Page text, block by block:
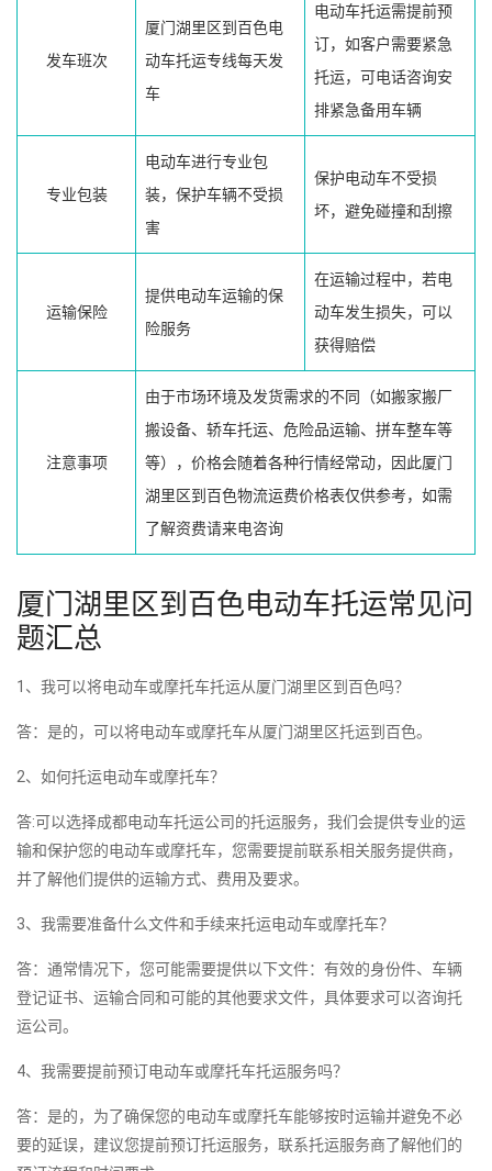
发车班次
厦门湖里区到百色电
动车托运专线每天发
车
电动车托运需提前预
订，如客户需要紧急
托运，可电话咨询安
排紧急备用车辆
专业包装
电动车进行专业包
装，保护车辆不受损
害
保护电动车不受损
坏，避免碰撞和刮擦
运输保险
提供电动车运输的保
险服务
在运输过程中，若电
动车发生损失，可以
获得赔偿
注意事项
由于市场环境及发货需求的不同（如搬家搬厂
搬设备、轿车托运、危险品运输、拼车整车等
等），价格会随着各种行情经常动，因此厦门
湖里区到百色物流运费价格表仅供参考，如需
了解资费请来电咨询
厦门湖里区到百色电动车托运常见问
题汇总
1、我可以将电动车或摩托车托运从厦门湖里区到百色吗？
答：是的，可以将电动车或摩托车从厦门湖里区托运到百色。
2、如何托运电动车或摩托车？
答:可以选择成都电动车托运公司的托运服务，我们会提供专业的运
输和保护您的电动车或摩托车，您需要提前联系相关服务提供商，
并了解他们提供的运输方式、费用及要求。
3、我需要准备什么文件和手续来托运电动车或摩托车？
答：通常情况下，您可能需要提供以下文件：有效的身份件、车辆
登记证书、运输合同和可能的其他要求文件，具体要求可以咨询托
运公司。
4、我需要提前预订电动车或摩托车托运服务吗？
答：是的，为了确保您的电动车或摩托车能够按时运输并避免不必
要的延误，建议您提前预订托运服务，联系托运服务商了解他们的